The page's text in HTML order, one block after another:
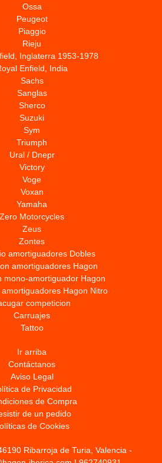
Ossa
Peugeot
Piaggio
Rieju
Inglaterra 1953-1978
Enfield, India
Sachs
Sanglas
Sherco
Suzuki
Sym
Triumph
Ural / Dnepr
Victory
Voge
Voxan
Yamaha
Zero Motorcycles
Zeus
Zontes
amortiguadores Dobles
amortiguadores Hagon
mono-amortiguador Hagon
Hagon Nitro
competicion
Carruajes
Tattoo
Ir arriba
Contáctanos
Aviso Legal
de Privacidad
de Compra
de un pedido
de Cookies
Ribarroja de Turia, Valencia -